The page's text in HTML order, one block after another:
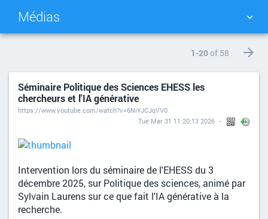
Médias
MUR D'IMAGES
QUOTIDIEN RECHERCHER
1-20of 58
Séminaire Politique des Sciences EHESS les
chercheurs et l'IA générative
https://www.youtube.com/watch?v=6NiYJCJqVV0
Tue Mar 31 11:20:13 2026
Intervention lors du séminaire de l'EHESS du 3
décembre 2025, sur Politique des sciences, animé par
Sylvain Laurens sur ce que fait l'IA générative à la
recherche.